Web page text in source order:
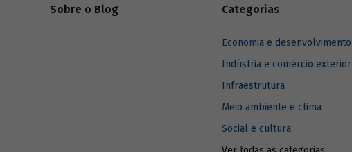
Sobre o Blog Categorias
Economia e desenvolvimento
Indústria e comércio exterior
Infraestrutura
Meio ambiente e clima
Social e cultura